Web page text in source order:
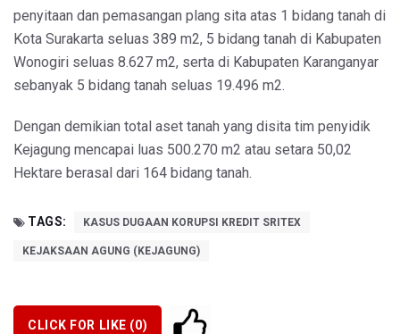
penyitaan dan pemasangan plang sita atas 1 bidang tanah di
Kota Surakarta seluas 389 m2, 5 bidang tanah di Kabupaten
Wonogiri seluas 8.627 m2, serta di Kabupaten Karanganyar
sebanyak 5 bidang tanah seluas 19.496 m2.
Dengan demikian total aset tanah yang disita tim penyidik
Kejagung mencapai luas 500.270 m2 atau setara 50,02
Hektare berasal dari 164 bidang tanah.
TAGS: KASUS DUGAAN KORUPSI KREDIT SRITEX
KEJAKSAAN AGUNG (KEJAGUNG)
CLICK FOR LIKE (0)